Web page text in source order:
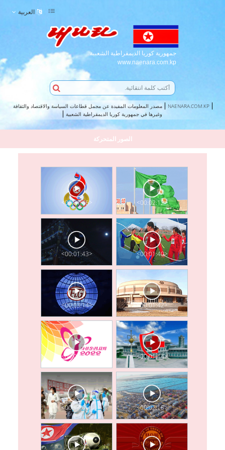
جمهورية كوريا الديمقراطية الشعبية
www.naenara.com.kp
العربية
NAENARA.COM.KP
مصدر المعلومات المفيدة عن مجمل قطاعات السياسة والاقتصاد والثقافة
وغيرها في جمهورية كوريا الديمقراطية الشعبية
الصور المتحركة
<00:02:12>
<00:01:46>
<00:01:40>
<00:01:43>
<00:01:42>
<00:03:14>
<00:01:44>
<00:05:18>
<00:02:15>
<00:17:06>